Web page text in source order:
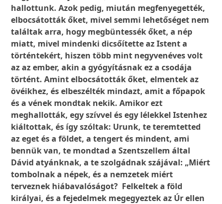
hallottunk. Azok pedig, miután megfenyegették,
elbocsátották őket, mivel semmi lehetőséget nem
találtak arra, hogy megbüntessék őket, a nép
miatt, mivel mindenki dicsőítette az Istent a
történtekért, hiszen több mint negyvenéves volt
az az ember, akin a gyógyításnak ez a csodája
történt. Amint elbocsátották őket, elmentek az
övéikhez, és elbeszélték mindazt, amit a főpapok
és a vének mondtak nekik. Amikor ezt
meghallották, egy szívvel és egy lélekkel Istenhez
kiáltottak, és így szóltak: Urunk, te teremtetted
az eget és a földet, a tengert és mindent, ami
bennük van, te mondtad a Szentszellem által
Dávid atyánknak, a te szolgádnak szájával: „Miért
tombolnak a népek, és a nemzetek miért
terveznek hiábavalóságot? Felkeltek a föld
királyai, és a fejedelmek megegyeztek az Úr ellen